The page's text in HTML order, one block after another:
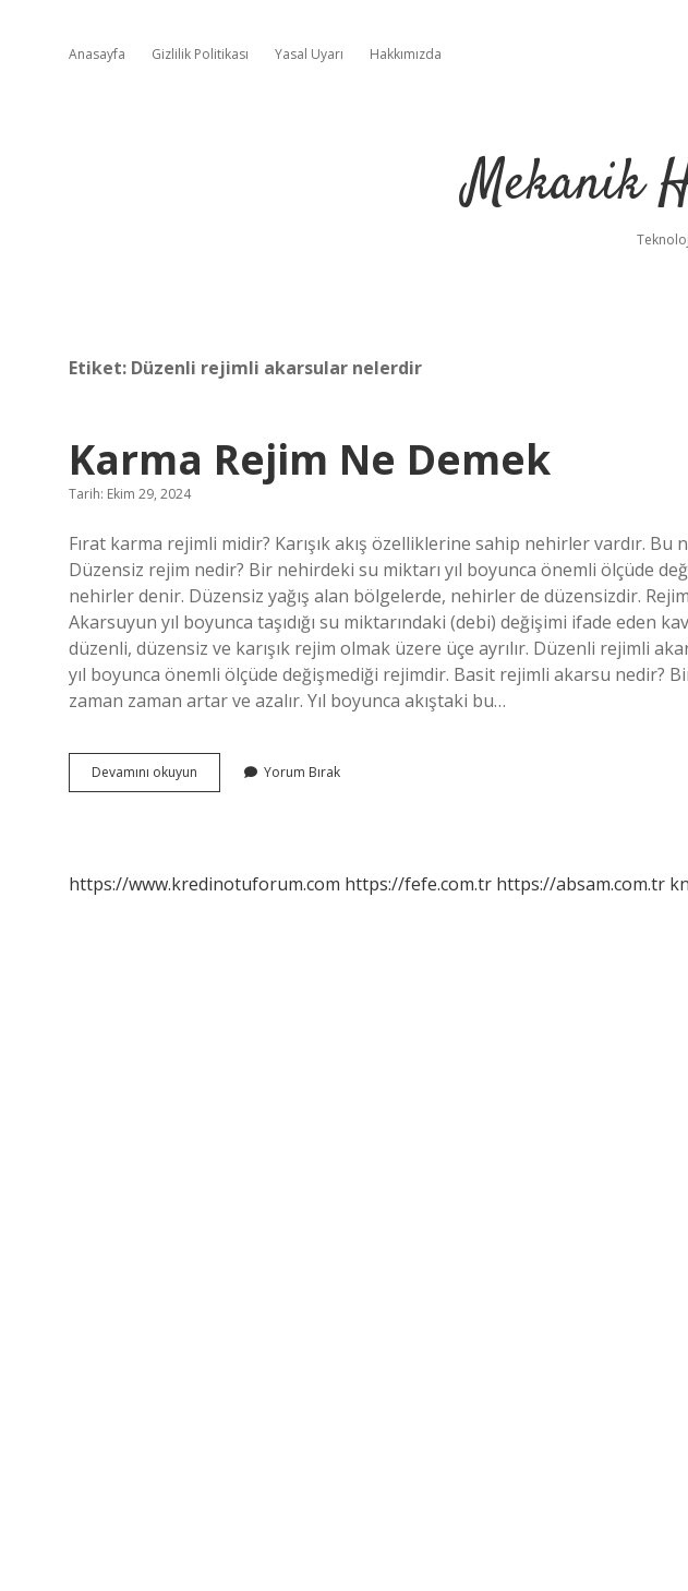
Anasayfa Gizlilik Politikası Yasal Uyarı Hakkımızda
Mekanik
Etiket: Düzenli rejimli akarsular nelerdir
Karma Rejim Ne Demek
Tarih: Ekim 29, 2024
Fırat karma rejimli midir? Karışık akış özelliklerine sahip nehirler vardır. Bu
Düzensiz rejim nedir? Bir nehirdeki su miktarı yıl boyunca önemli ölçüde
nehirler denir. Düzensiz yağış alan bölgelerde, nehirler de düzensizdir.
Akarsuyun yıl boyunca taşıdığı su miktarındaki (debi) değişimi ifade eden
düzenli, düzensiz ve karışık rejim olmak üzere üçe ayrılır. Düzenli rejimli
yıl boyunca önemli ölçüde değişmediği rejimdir. Basit rejimli akarsu nedir?
zaman zaman artar ve azalır. Yıl boyunca akıştaki bu…
Devamını okuyun
Rejim
Yorum Bırak
https://www.kredinotuforum.com https://fefe.com.tr https://absam.com.tr